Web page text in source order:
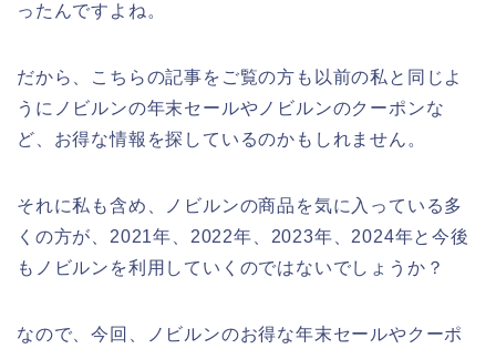
ったんですよね。
だから、こちらの記事をご覧の方も以前の私と同じよ
うにノビルンの年末セールやノビルンのクーポンな
ど、お得な情報を探しているのかもしれません。
それに私も含め、ノビルンの商品を気に入っている多
くの方が、2021年、2022年、2023年、2024年と今後
もノビルンを利用していくのではないでしょうか？
なので、今回、ノビルンのお得な年末セールやクーポ